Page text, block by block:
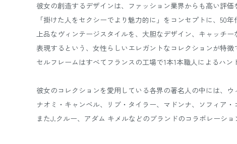
彼女の創造するデザインは、ファッション業界からも高い評価
「掛けた人をセクシーでより魅力的に」をコンセプトに、50
上品なヴィンテージスタイルを、大胆なデザイン、キャッチー
表現するという、女性らしいエレガントなコレクションが特徴
セルフレームはすべてフランスの工場で1本1本職人によるハ
彼女のコレクションを愛用している各界の著名人の中には、ウ
ナオミ・キャンベル、リブ・タイラー、マドンナ、ソフィア
またJ.クルー、アダム キメルなどのブランドのコラボレーショ